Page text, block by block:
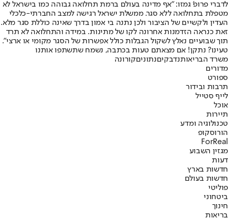
לדברי פרופ' גמזו: "אף מדינה בעולם ברמת תחלואה גבוהה כמו בישראל לא
מטפלת בתחלואה ללא סגר. ממשלת ישראל רגישה למצב החברתי-כלכלי
העדין ולקשיים של הציבור ולכן נתנה בי אמון בדרך שאינה כוללת סגר מלא.
זאת כנראה הזדמנות אחרונה לקו של מתינות. במידה והתחלואה לא תרד
תוך שבועיים נאלץ לשקול הגבלות כולל אפשרות של הסגר מקומי או ארצי".
טעינו? נתקן! אם מצאתם טעות בכתבה, נשמח שתשתפו אותנו
משרד הבריאותנדבקיםנתוניםקורונה
מדורים
ספורט
תרבות ובידור
לייף סטייל
אוכל
תיירות
טכנולוגיה ומדע
הורוסקופ
ForReal
מגזין השבוע
דעות
חדשות בארץ
חדשות בעולם
פוליטי
ביטחוני
חינוך
בריאות